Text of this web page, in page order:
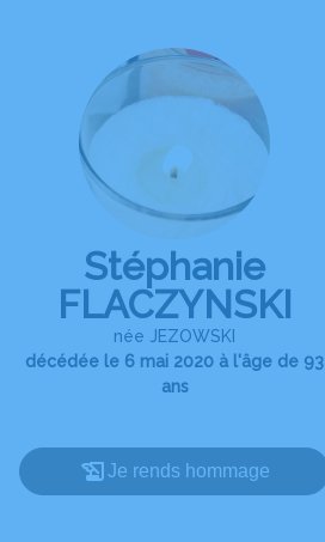
Stéphanie
FLACZYNSKI
née JEZOWSKI
décédée le 6 mai 2020 à l'âge de 93
ans
Je rends hommage